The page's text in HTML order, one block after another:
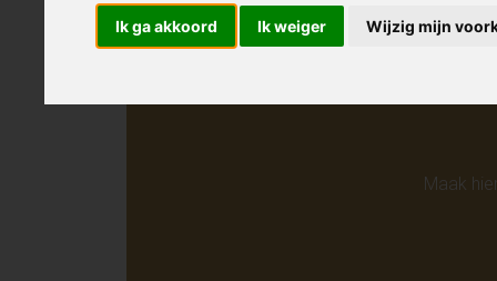
Ik ga akkoord Ik weiger Wijzig mijn
Maak